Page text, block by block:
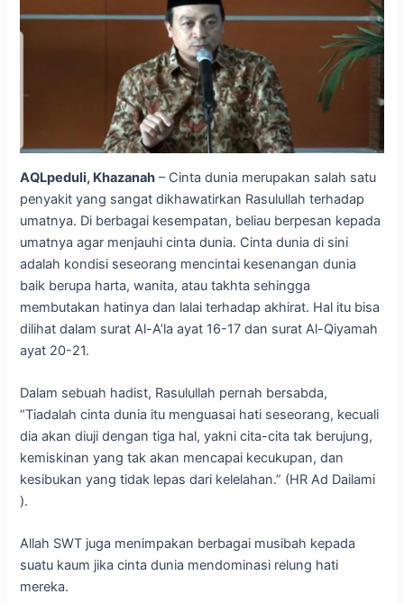
AQLpeduli, Khazanah – Cinta dunia merupakan salah satu
penyakit yang sangat dikhawatirkan Rasulullah terhadap
umatnya. Di berbagai kesempatan, beliau berpesan kepada
umatnya agar menjauhi cinta dunia. Cinta dunia di sini
adalah kondisi seseorang mencintai kesenangan dunia
baik berupa harta, wanita, atau takhta sehingga
membutakan hatinya dan lalai terhadap akhirat. Hal itu bisa
dilihat dalam surat Al-A’la ayat 16-17 dan surat Al-Qiyamah
ayat 20-21.
Dalam sebuah hadist, Rasulullah pernah bersabda,
“Tiadalah cinta dunia itu menguasai hati seseorang, kecuali
dia akan diuji dengan tiga hal, yakni cita-cita tak berujung,
kemiskinan yang tak akan mencapai kecukupan, dan
kesibukan yang tidak lepas dari kelelahan.” (HR Ad Dailami
).
Allah SWT juga menimpakan berbagai musibah kepada
suatu kaum jika cinta dunia mendominasi relung hati
mereka.